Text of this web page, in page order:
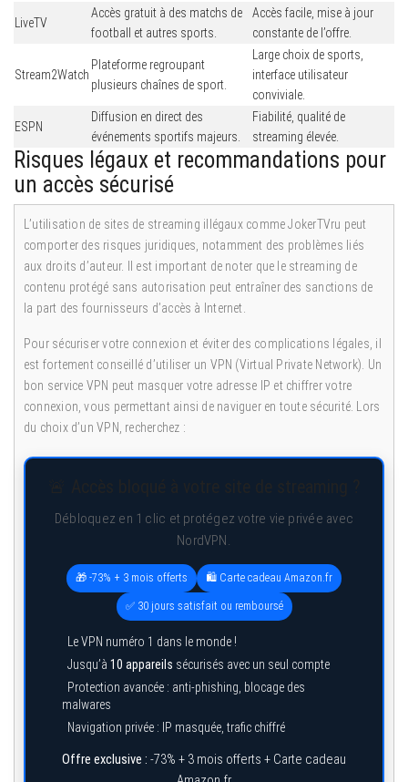
LiveTV
Accès gratuit à des matchs de
football et autres sports.
Accès facile, mise à jour
constante de l’offre.
Stream2Watch
Plateforme regroupant
plusieurs chaînes de sport.
Large choix de sports,
interface utilisateur
conviviale.
ESPN
Diffusion en direct des
événements sportifs majeurs.
Fiabilité, qualité de
streaming élevée.
Risques légaux et recommandations pour
un accès sécurisé
L’utilisation de sites de streaming illégaux comme JokerTVru peut
comporter des risques juridiques, notamment des problèmes liés
aux droits d’auteur. Il est important de noter que le streaming de
contenu protégé sans autorisation peut entraîner des sanctions de
la part des fournisseurs d’accès à Internet.
Pour sécuriser votre connexion et éviter des complications légales, il
est fortement conseillé d’utiliser un VPN (Virtual Private Network). Un
bon service VPN peut masquer votre adresse IP et chiffrer votre
connexion, vous permettant ainsi de naviguer en toute sécurité. Lors
du choix d’un VPN, recherchez :
Débloquez en 1 clic et protégez votre vie privée avec
NordVPN.
🎁 -73% + 3 mois offerts 🛍️ Carte cadeau Amazon.fr
✅ 30 jours satisfait ou remboursé
Le VPN numéro 1 dans le monde !
Jusqu’à 10 appareils sécurisés avec un seul compte
Protection avancée : anti-phishing, blocage des
malwares
Navigation privée : IP masquée, trafic chiffré
Offre exclusive : -73% + 3 mois offerts + Carte cadeau